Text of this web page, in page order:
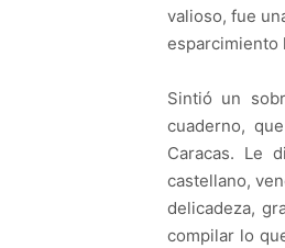
valioso, fue
esparcimiento
Sintió un
cuaderno,
Caracas. Le
castellano,
delicadeza,
compilar lo